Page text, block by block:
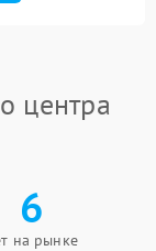
центра
6
на рынке